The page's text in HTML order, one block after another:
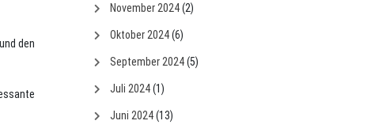
den
November 2024(2)
Oktober 2024(6)
September 2024(5)
Juli 2024(1)
Juni 2024(13)